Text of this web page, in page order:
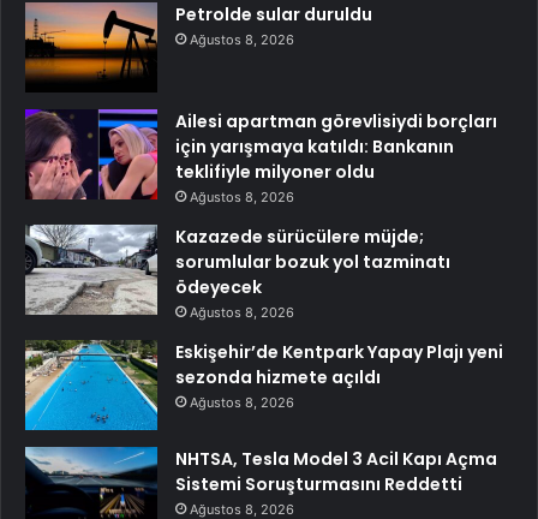
Petrolde sular duruldu
Ağustos 8, 2026
Ailesi apartman görevlisiydi borçları
için yarışmaya katıldı: Bankanın
teklifiyle milyoner oldu
Ağustos 8, 2026
Kazazede sürücülere müjde;
sorumlular bozuk yol tazminatı
ödeyecek
Ağustos 8, 2026
Eskişehir’de Kentpark Yapay Plajı yeni
sezonda hizmete açıldı
Ağustos 8, 2026
NHTSA, Tesla Model 3 Acil Kapı Açma
Sistemi Soruşturmasını Reddetti
Ağustos 8, 2026